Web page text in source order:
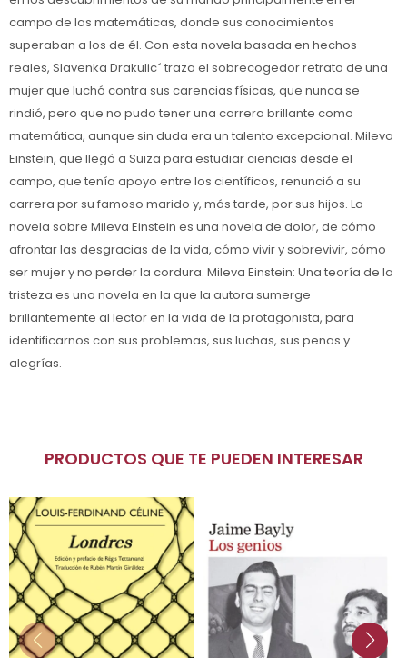
campo de las matemáticas, donde sus conocimientos
superaban a los de él. Con esta novela basada en hechos
reales, Slavenka Drakulic´ traza el sobrecogedor retrato de una
mujer que luchó contra sus carencias físicas, que nunca se
rindió, pero que no pudo tener una carrera brillante como
matemática, aunque sin duda era un talento excepcional. Mileva
Einstein, que llegó a Suiza para estudiar ciencias desde el
campo, que tenía apoyo entre los científicos, renunció a su
carrera por su famoso marido y, más tarde, por sus hijos. La
novela sobre Mileva Einstein es una novela de dolor, de cómo
afrontar las desgracias de la vida, cómo vivir y sobrevivir, cómo
ser mujer y no perder la cordura. Mileva Einstein: Una teoría de la
tristeza es una novela en la que la autora sumerge
brillantemente al lector en la vida de la protagonista, para
identificarnos con sus problemas, sus luchas, sus penas y
alegrías.
PRODUCTOS QUE TE PUEDEN INTERESAR